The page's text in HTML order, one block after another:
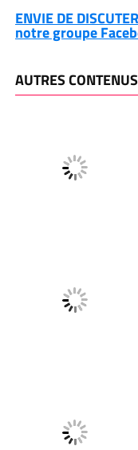
ENVIE DE
notre groupe
AUTRES